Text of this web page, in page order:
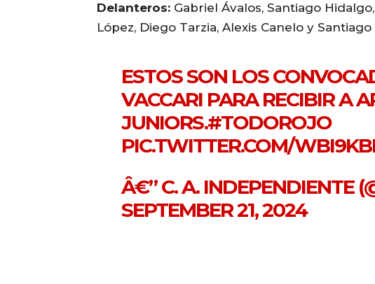
Delanteros: Gabriel Ávalos, Santiago
López, Diego Tarzia, Alexis Canelo y
ESTOS SON LOS
VACCARI PARA RECIBIR A
JUNIORS.#TODOROJO
PIC.TWITTER.COM/
Â€” C. A. INDEPENDIENTE
SEPTEMBER 21, 2024